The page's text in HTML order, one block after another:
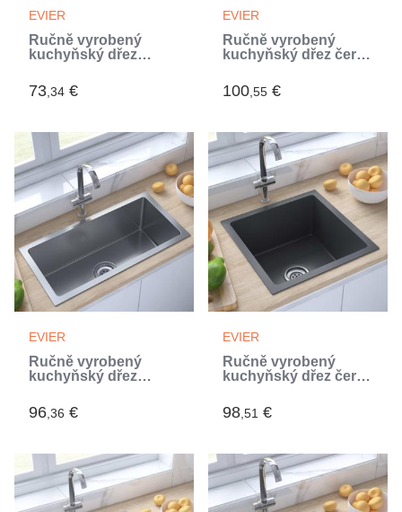
EVIER
Ručně vyrobený
kuchyňský dřez
(Argent)
73,34 €
EVIER
Ručně vyrobený
kuchyňský dřez černý
100,55 €
EVIER
Ručně vyrobený
kuchyňský dřez
(Argent)
96,36 €
EVIER
Ručně vyrobený
kuchyňský dřez černý
98,51 €